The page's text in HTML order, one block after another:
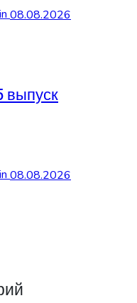
08.08.2026
выпуск
08.08.2026